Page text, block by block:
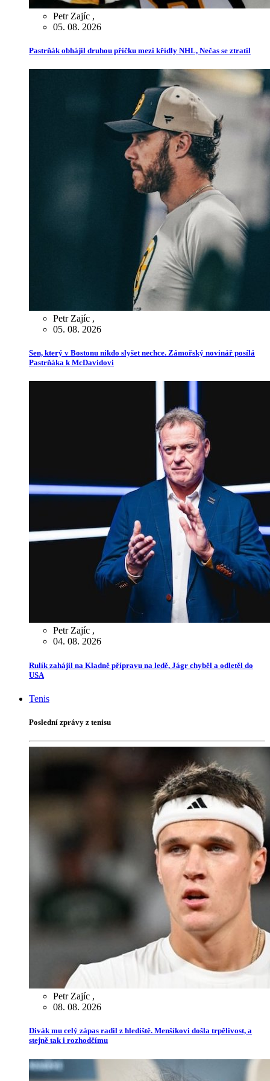
Petr Zajíc ,
05. 08. 2026
Pastrňák obhájil druhou příčku mezi křídly NHL, Nečas se ztratil
Petr Zajíc ,
05. 08. 2026
Sen, který v Bostonu nikdo slyšet nechce. Zámořský novinář posílá
Pastrňáka k McDavidovi
Petr Zajíc ,
04. 08. 2026
Rulík zahájil na Kladně přípravu na ledě, Jágr chyběl a odletěl do
USA
Tenis
Poslední zprávy z tenisu
Petr Zajíc ,
08. 08. 2026
Divák mu celý zápas radil z hlediště. Menšíkovi došla trpělivost, a
stejně tak i rozhodčímu